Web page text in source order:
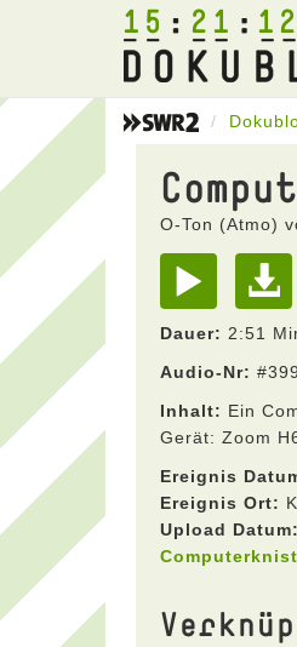
15 21 12
O-Ton (Atmo)
Dauer: 2:51
Audio-Nr:
Inhalt: Ein
Gerät: Zoom
Ereignis
Ereignis Ort:
Upload Datum: